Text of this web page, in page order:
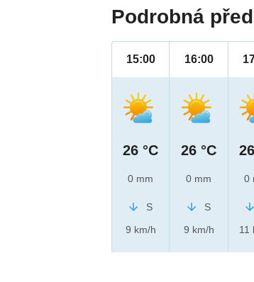
Podrobná
15:00
26 °C
0 mm
S
9 km/h
16:00
26 °C
0 mm
S
9 km/h
0
11